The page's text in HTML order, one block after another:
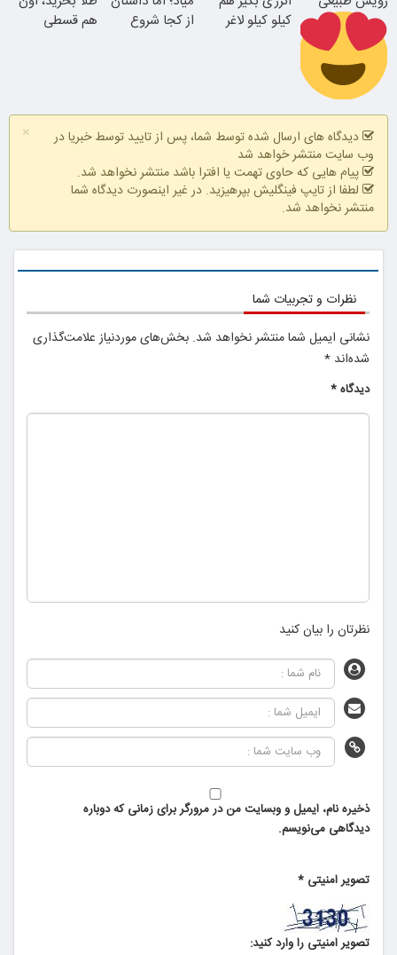
جوان شو
اقساطی بدون
بهره
کیلو کیلو لاغر
از کجا شروع
هم قسطی
×
دیدگاه های ارسال شده توسط شما، پس از تایید توسط خبریا در
وب سایت منتشر خواهد شد
پیام هایی که حاوی تهمت یا افترا باشد منتشر نخواهد شد.
لطفا از تایپ فینگلیش بپرهیزید. در غیر اینصورت دیدگاه شما
منتشر نخواهد شد.
نظرات و تجربیات شما
نشانی ایمیل شما منتشر نخواهد شد. بخش‌های موردنیاز علامت‌گذاری
شده‌اند *
دیدگاه*
نظرتان را بیان کنید
ذخیره نام، ایمیل و وبسایت من در مرورگر برای زمانی که دوباره
دیدگاهی می‌نویسم.
تصویر امنیتی *
تصویر امنیتی را وارد کنید: